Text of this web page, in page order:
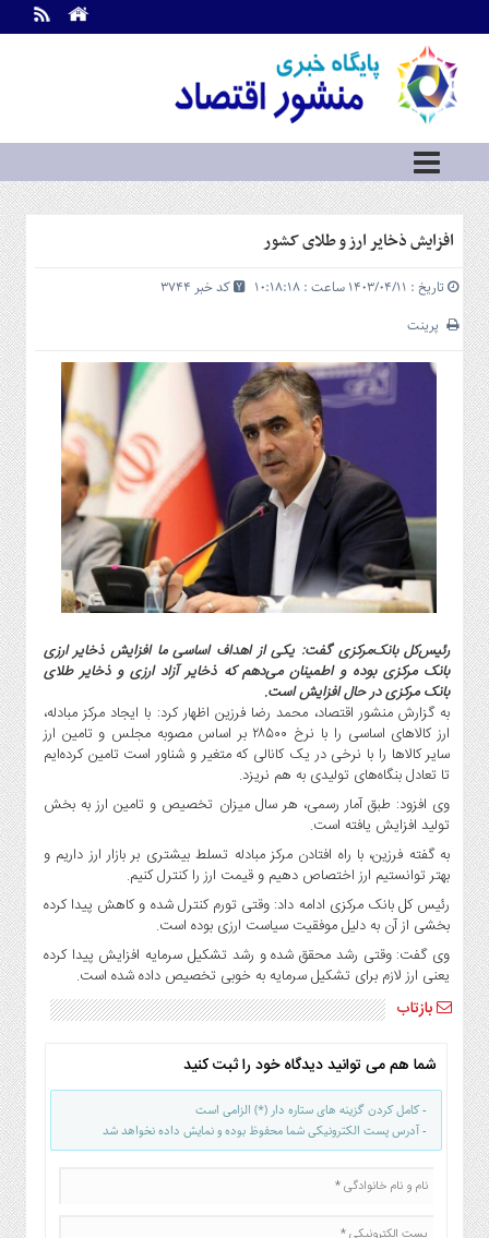
اطلاعات
تماس
ما
درباره
ما
سرویس
ها
بازار
سرمایه
و
بورس
و
شهری
گاز
و
پتروشیمی
صنعت
و
خودرو
استارت
آپ
و
فن
آوری
بانک
،
بیمه
و
ارز
دیجیتال
کشاورزی
و
صنایع
غذایی
و
بین
الملل
روز
افزایش ذخایر ارز و طلای کشور
تاریخ : ۱۴۰۳/۰۴/۱۱ ساعت : ۱۰:۱۸:۱۸
کد خبر 3744
پرینت
رئیس‌کل بانک‌مرکزی گفت: یکی از اهداف اساسی ما افزایش ذخایر ارزی
بانک مرکزی بوده و اطمینان می‌دهم که ذخایر آزاد ارزی و ذخایر طلای
بانک مرکزی در حال افزایش است.
به گزارش منشور اقتصاد، محمد رضا فرزین اظهار کرد: با ایجاد مرکز مبادله،
ارز کالا‌های اساسی را با نرخ ۲۸۵۰۰ بر اساس مصوبه مجلس و تامین ارز
سایر کالا‌ها را با نرخی در یک کانالی که متغیر و شناور است تامین کرده‌ایم
تا تعادل بنگاه‌های تولیدی به هم نریزد.
وی افزود: طبق آمار رسمی، هر سال میزان تخصیص و تامین ارز به بخش
تولید افزایش یافته است.
به گفته فرزین، با راه افتادن مرکز مبادله تسلط بیشتری بر بازار ارز داریم و
بهتر توانستیم ارز اختصاص دهیم و قیمت ارز را کنترل کنیم.
رئیس کل بانک مرکزی ادامه داد: وقتی تورم کنترل شده و کاهش پیدا کرده
بخشی از آن به دلیل موفقیت سیاست ارزی بوده است.
وی گفت: وقتی رشد محقق شده و رشد تشکیل سرمایه افزایش پیدا کرده
یعنی ارز لازم برای تشکیل سرمایه به خوبی تخصیص داده شده است.
بازتاب
شما هم می توانید دیدگاه خود را ثبت کنید
- کامل کردن گزینه های ستاره دار (*) الزامی است
- آدرس پست الکترونیکی شما محفوظ بوده و نمایش داده نخواهد شد